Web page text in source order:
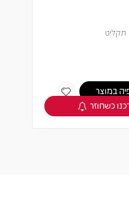
תקליט
במוצר
כשחוזר